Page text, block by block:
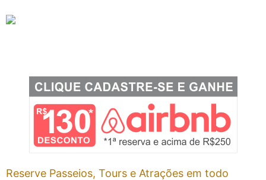
Reserve Passeios, Tours e Atrações em todo